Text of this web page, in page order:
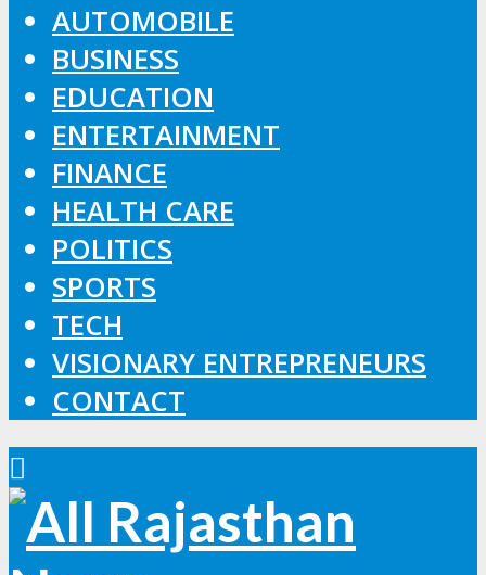
AUTOMOBILE
BUSINESS
EDUCATION
ENTERTAINMENT
FINANCE
HEALTH CARE
POLITICS
SPORTS
TECH
VISIONARY ENTREPRENEURS
CONTACT